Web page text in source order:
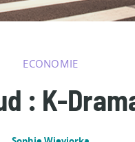
ECONOMIE
: K-